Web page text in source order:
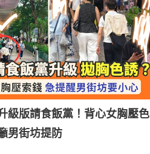
級版請食飯黨！背心女胸壓色
男街坊提防